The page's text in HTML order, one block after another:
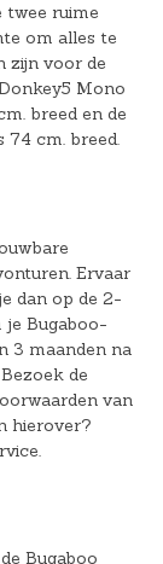
twee ruime
om alles te
zijn voor de
Mono
breed en de
74 cm. breed.
Ervaar
dan op de 2-
je Bugaboo-
3 maanden na
de
van
hierover?
Bugaboo